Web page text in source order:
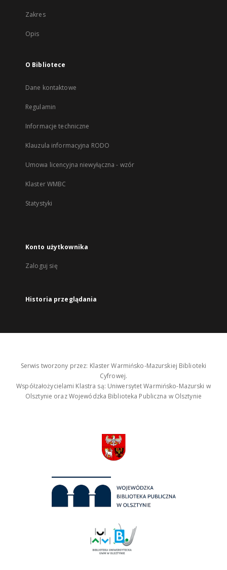
Zakres
Opis
O Bibliotece
Dane kontaktowe
Regulamin
Informacje techniczne
Klauzula informacyjna RODO
Umowa licencyjna niewyłączna - wzór
Klaster WMBC
Statystyki
Konto użytkownika
Zaloguj się
Historia przeglądania
Serwis tworzony przez: Klaster Warmińsko-Mazurskiej Biblioteki
Cyfrowej.
Współzałożycielami Klastra są: Uniwersytet Warmińsko-Mazurski w
Olsztynie oraz Wojewódzka Biblioteka Publiczna w Olsztynie